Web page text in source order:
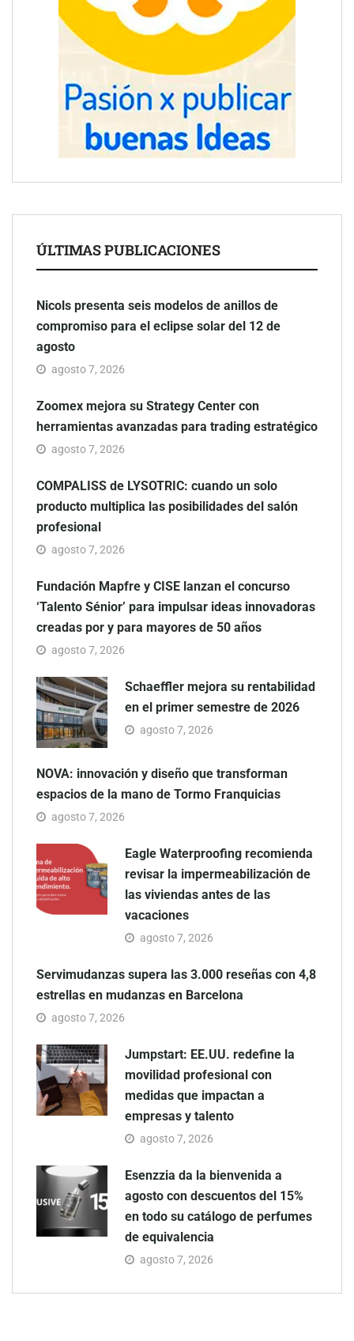
ÚLTIMAS PUBLICACIONES
Nicols presenta seis modelos de anillos de
compromiso para el eclipse solar del 12 de
agosto
agosto 7, 2026
Zoomex mejora su Strategy Center con
herramientas avanzadas para trading estratégico
agosto 7, 2026
COMPALISS de LYSOTRIC: cuando un solo
producto multiplica las posibilidades del salón
profesional
agosto 7, 2026
Fundación Mapfre y CISE lanzan el concurso
‘Talento Sénior’ para impulsar ideas innovadoras
creadas por y para mayores de 50 años
agosto 7, 2026
Schaeffler mejora su rentabilidad
en el primer semestre de 2026
agosto 7, 2026
NOVA: innovación y diseño que transforman
espacios de la mano de Tormo Franquicias
agosto 7, 2026
Eagle Waterproofing recomienda
revisar la impermeabilización de
las viviendas antes de las
vacaciones
agosto 7, 2026
Servimudanzas supera las 3.000 reseñas con 4,8
estrellas en mudanzas en Barcelona
agosto 7, 2026
Jumpstart: EE.UU. redefine la
movilidad profesional con
medidas que impactan a
empresas y talento
agosto 7, 2026
Esenzzia da la bienvenida a
agosto con descuentos del 15%
en todo su catálogo de perfumes
de equivalencia
agosto 7, 2026